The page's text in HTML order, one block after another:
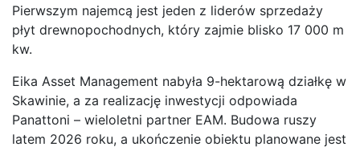
Pierwszym najemcą jest jeden z liderów sprzedaży
płyt drewnopochodnych, który zajmie blisko 17 000 m
kw.
Eika Asset Management nabyła 9-hektarową działkę w
Skawinie, a za realizację inwestycji odpowiada
Panattoni – wieloletni partner EAM. Budowa ruszy
latem 2026 roku, a ukończenie obiektu planowane jest